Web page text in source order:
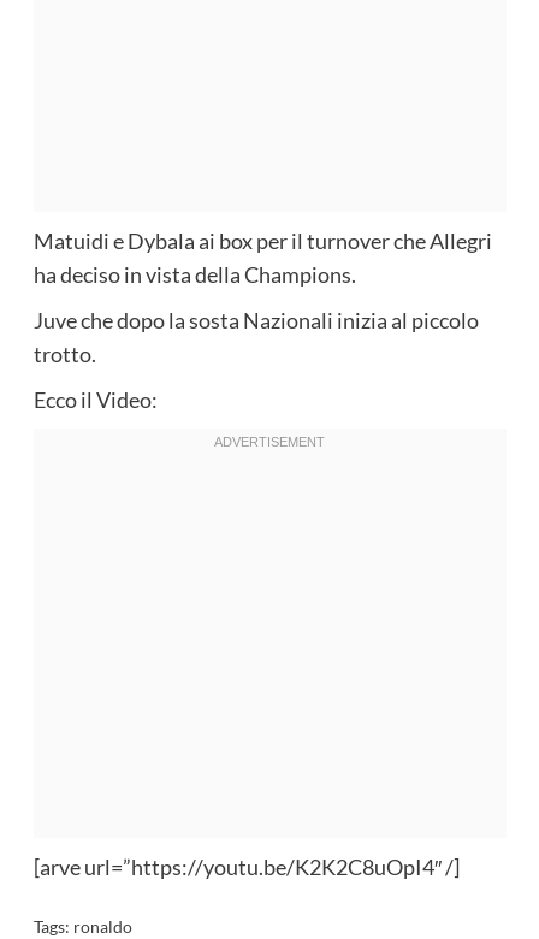
Matuidi e Dybala ai box per il turnover che Allegri
ha deciso in vista della Champions.
Juve che dopo la sosta Nazionali inizia al piccolo
trotto.
Ecco il Video:
[arve url=”https://youtu.be/K2K2C8uOpI4″ /]
Tags: ronaldo